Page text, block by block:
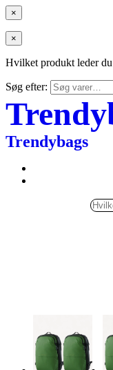
×
×
Hvilket produkt leder
Søg efter:
Trendybags